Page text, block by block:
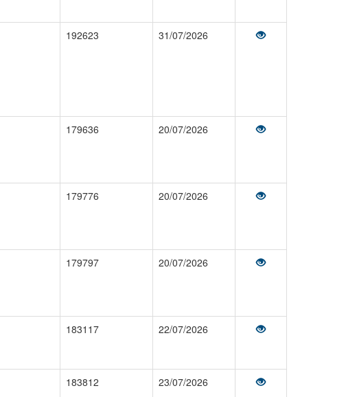
192623 31/07/2026
179636 20/07/2026
179776 20/07/2026
179797 20/07/2026
183117 22/07/2026
183812 23/07/2026